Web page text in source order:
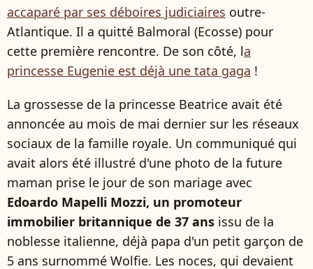
accaparé par ses déboires judiciaires outre-
Atlantique. Il a quitté Balmoral (Ecosse) pour
cette première rencontre. De son côté, la
princesse Eugenie est déjà une tata gaga !
La grossesse de la princesse Beatrice avait été
annoncée au mois de mai dernier sur les réseaux
sociaux de la famille royale. Un communiqué qui
avait alors été illustré d'une photo de la future
maman prise le jour de son mariage avec
Edoardo Mapelli Mozzi, un promoteur
immobilier britannique de 37 ans issu de la
noblesse italienne, déjà papa d'un petit garçon de
5 ans surnommé Wolfie. Les noces, qui devaient